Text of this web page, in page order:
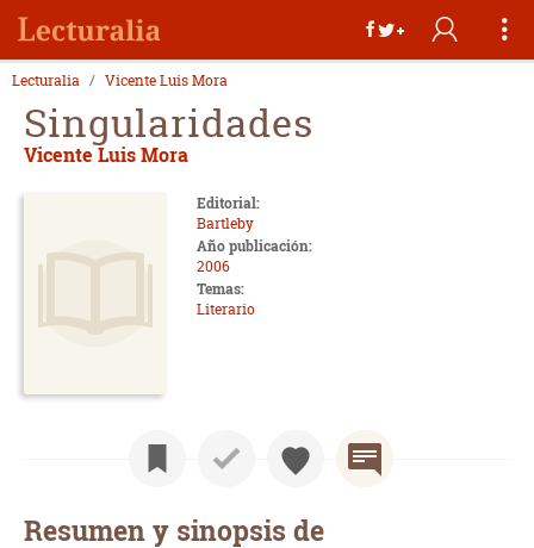
Lecturalia Vicente Luis Mora
Singularidades
Vicente Luis Mora
Editorial:
Bartleby
Año publicación:
2006
Temas:
Literario
Resumen y sinopsis de